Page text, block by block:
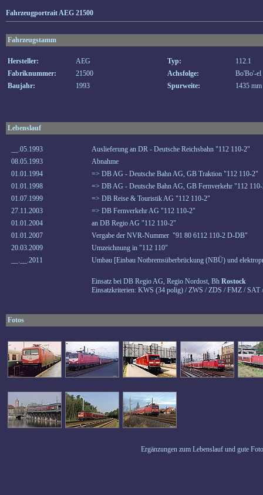
Fahrzeugportrait AEG 21500
Fahrzeugstamm
Hersteller: AEG Typ:
112.1
Fabriknummer:
21500 Achsfolge:
Bo'Bo'-el
Baujahr:
1993 Spurweite: 1435 mm
Lebenslauf
__.05.1993
Auslieferung an DR - Deutsche Reichsbahn "112 110-2"
08.05.1993
Abnahme
01.01.1994
=> DB AG - Deutsche Bahn AG, GB Traktion "112 110-2"
01.01.1998
=> DB AG - Deutsche Bahn AG, GB Fernverkehr "112
01.07.1999
=> DB Reise & Touristik AG "112 110-2"
27.11.2003
=> DB Fernverkehr AG "112 110-2"
01.01.2004
an DB Regio AG "112 110-2"
01.01.2007
Vergabe der NVR-Nummer "91 80 6112 110-2 D-DB"
20.03.2009
Umzeichnung in "112 110"
__.__.2011
Umbau [Einbau Notbremsüberbrückung (NBÜ) und
Einsatz bei DB Regio AG, Regio Nordost, Bh Rostock
Einsatzkriterien: KWS (34 polig) / ZWS / ZDS / FMZ /
Fotos
Ergänzungen zum Lebenslauf und gute